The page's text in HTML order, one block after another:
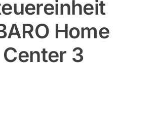
AnfrageHome
Center 3